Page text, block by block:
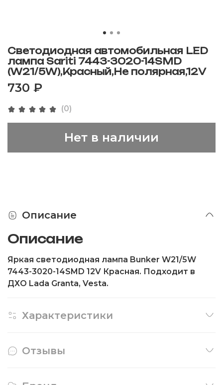
(0)
Светодиодная автомобильная LED
лампа Sariti 7443-3020-14SMD
(W21/5W),Красный,Не полярная,12V
730 ₽
Нет в наличии
Описание
Описание
Яркая светодиодная лампа Bunker W21/5W
7443-3020-14SMD 12V Красная. Подходит в
ДХО Lada Granta, Vesta.
Характеристики
Отзывы